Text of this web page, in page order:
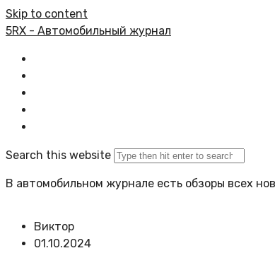
Skip to content
5RX - Автомобильный журнал
Search this website
В автомобильном журнале есть обзоры всех
Виктор
01.10.2024